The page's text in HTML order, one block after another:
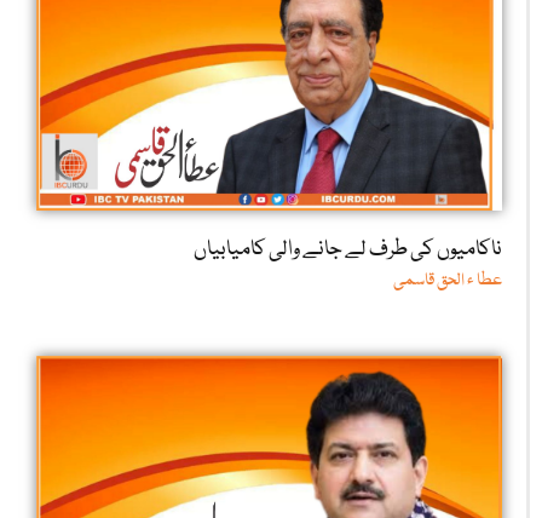
ناکامیوں کی طرف لے جانے والی کامیابیاں
عطا ء الحق قاسمی